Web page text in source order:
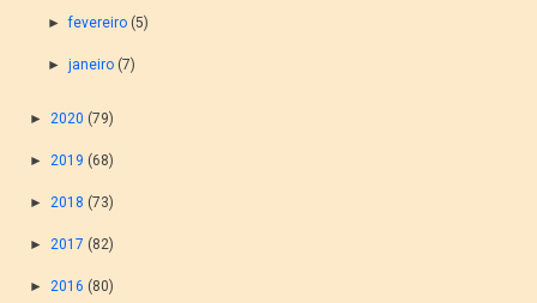
►fevereiro (5)
► janeiro (7)
► 2020 (79)
► 2019 (68)
► 2018 (73)
► 2017 (82)
► 2016 (80)